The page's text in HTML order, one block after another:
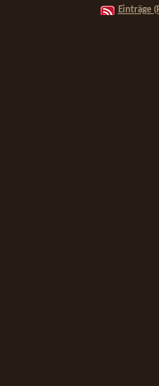
Einträge